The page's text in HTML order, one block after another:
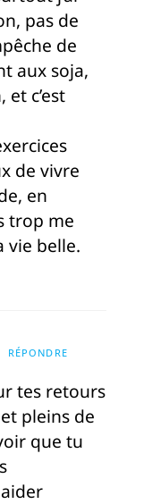
pas de
de
aux soja,
c’est
de vivre
en
trop me
vie belle.
RÉPONDRE
tes retours
pleins de
que tu